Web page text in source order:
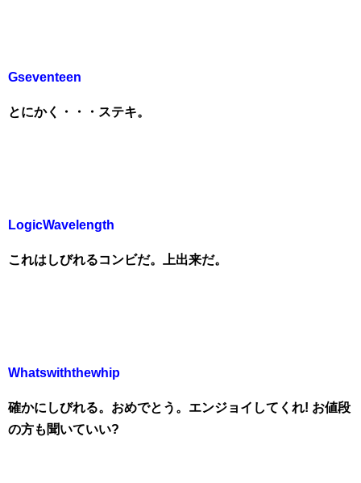
Gseventeen
とにかく・・・ステキ。
LogicWavelength
これはしびれるコンビだ。上出来だ。
Whatswiththewhip
確かにしびれる。おめでとう。エンジョイしてくれ! お値段
の方も聞いていい?